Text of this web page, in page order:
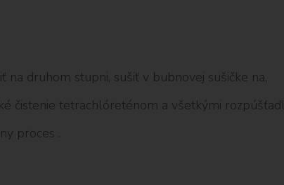
druhom stupni, sušiť v bubnovej sušičke na,
čistenie tetrachlóreténom a všetkými
proces .